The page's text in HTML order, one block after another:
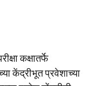
कक्षातर्फे
केंद्रीभूत प्रवेशाच्या